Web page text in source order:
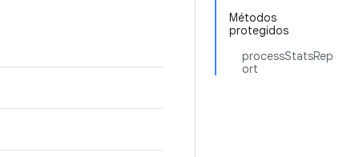
Métodos
protegidos
processStatsRep
ort